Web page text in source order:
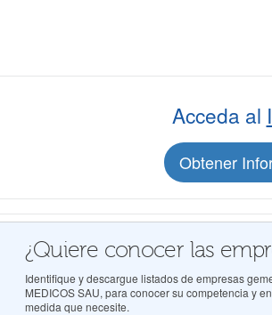
Acceda al
Obtener
¿Quiere conocer las
Identifique y descargue listados de empresas
MEDICOS SAU, para conocer su competencia y
medida que necesite.